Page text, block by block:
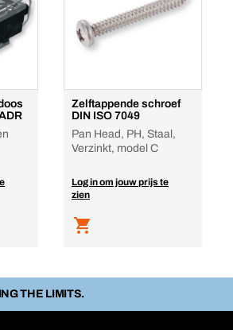
Zelftappende schroef
DIN ISO 7049
Pan Head, PH, Staal,
Verzinkt, model C
Log in om jouw prijs te
zien
THE LIMITS.